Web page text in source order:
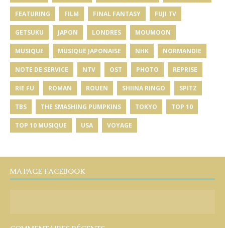
FEATURING FILM FINAL FANTASY FUJI TV
GETSUKU JAPON LONDRES MOUMOON
MUSIQUE MUSIQUE JAPONAISE NHK NORMANDIE
NOTE DE SERVICE NTV OST PHOTO REPRISE
RIE FU ROMAN ROUEN SHIINA RINGO SPITZ
TBS THE SMASHING PUMPKINS TOKYO TOP 10
TOP 10 MUSIQUE USA VOYAGE
MA PAGE FACEBOOK